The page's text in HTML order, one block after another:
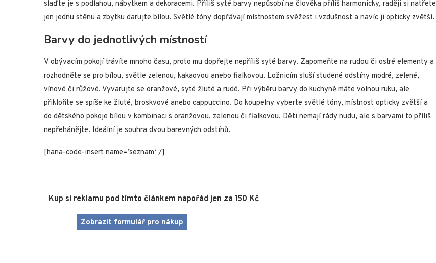
slaďte je s podlahou, nábytkem a dekoracemi. Příliš syté barvy nepůsobí na člověka příliš harmonicky, raději si natřete
jen jednu stěnu a zbytku darujte bílou. Světlé tóny dopřávají místnostem svěžest i vzdušnost a navíc ji opticky zvětší.
Barvy do jednotlivých místností
V obývacím pokojí trávíte mnoho času, proto mu dopřejte nepříliš syté barvy. Zapomeňte na rudou či ostré elementy a
rozhodněte se pro bílou, světle zelenou, kakaovou anebo fialkovou. Ložnicím sluší studené odstíny modré, zelené,
vínové či růžové. Vyvarujte se oranžové, syté žluté a rudé. Při výběru barvy do kuchyně máte volnou ruku, ale
přikloňte se spíše ke žluté, broskvové anebo cappuccino. Do koupelny vyberte světlé tóny, místnost opticky zvětší a
do dětského pokoje bílou v kombinaci s oranžovou, zelenou či fialkovou. Děti nemají rády nudu, ale s barvami to příliš
nepřehánějte. Ideální je souhra dvou barevných odstínů.
[hana-code-insert name=’seznam‘ /]
Kup si reklamu pod tímto článkem napořád jen za 150 Kč
Zobrazit formulář pro nákup